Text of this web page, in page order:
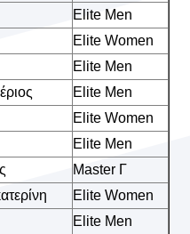
Elite Men
Elite Women
Elite Men
Elite Men
Elite Women
Elite Men
Master Γ
Elite Women
Elite Men